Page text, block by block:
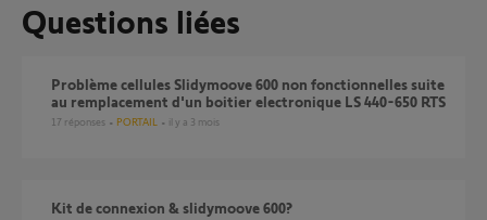
Questions liées
Problème cellules Slidymoove 600 non fonctionnelles suite
au remplacement d'un boitier electronique LS 440-650 RTS
17 réponses PORTAIL il y a 3 mois
Kit de connexion & slidymoove 600?